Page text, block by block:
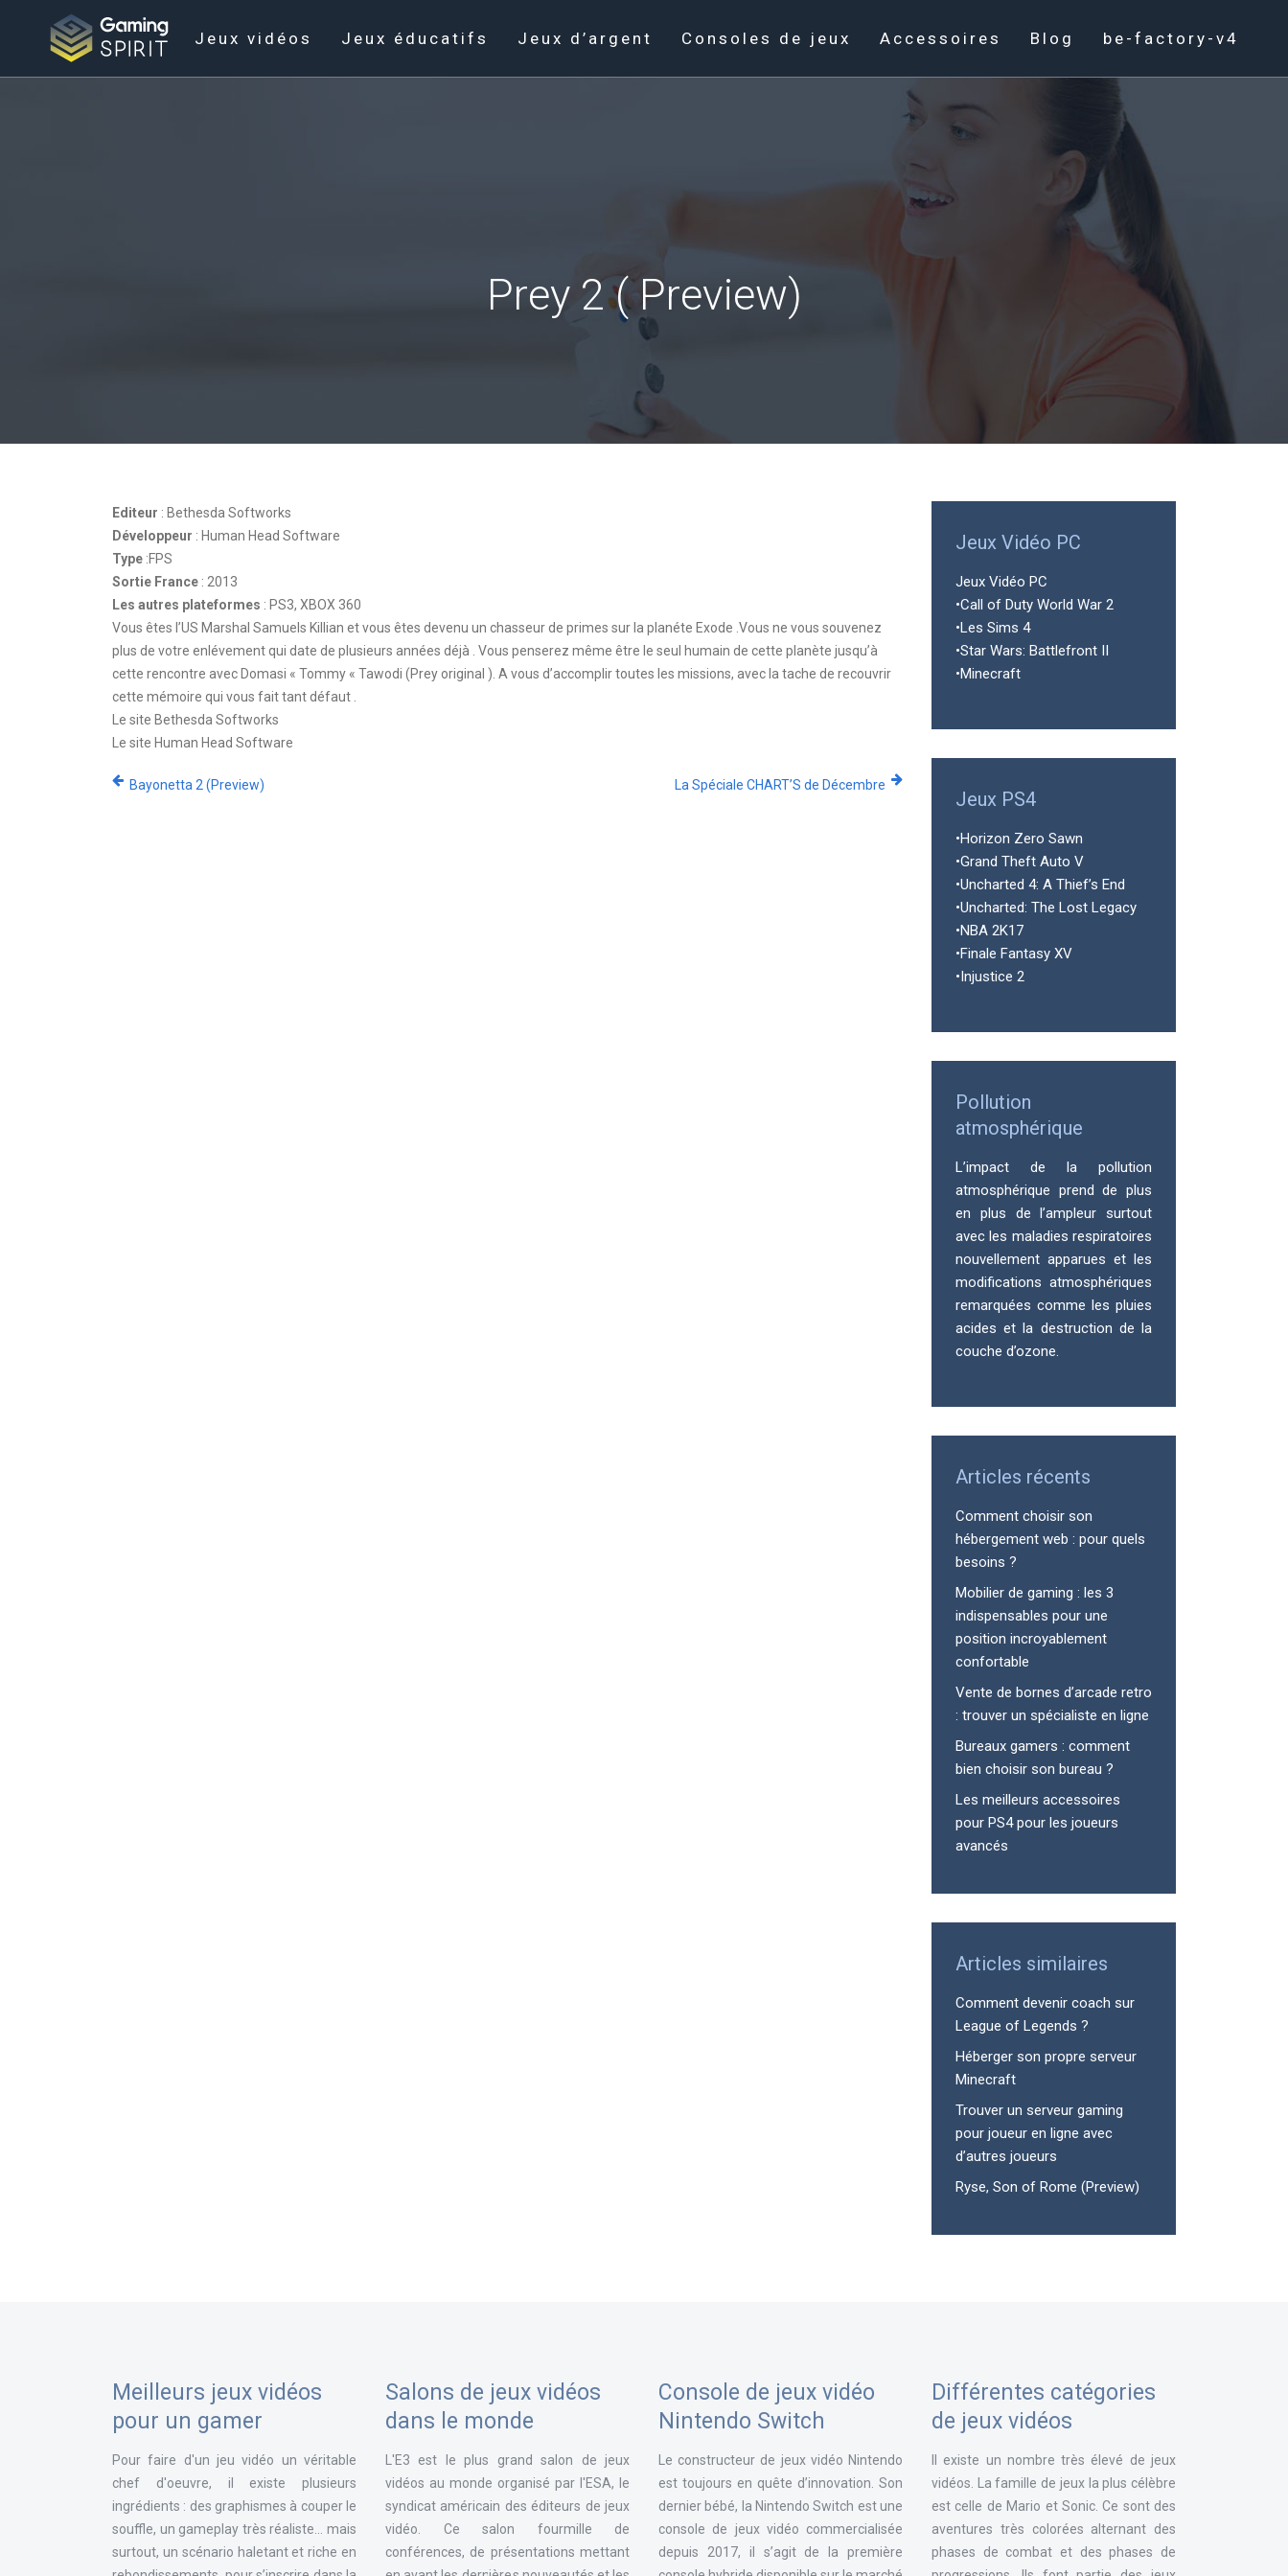
Jeux vidéos Jeux éducatifs Jeux d’argent Consoles de jeux Accessoires Blog be-factory-v4
Prey 2 ( Preview)
Editeur : Bethesda Softworks
Développeur : Human Head Software
Type :FPS
Sortie France : 2013
Les autres plateformes : PS3, XBOX 360
Vous êtes l’US Marshal Samuels Killian et vous êtes devenu un chasseur de primes sur la planéte Exode .Vous ne vous souvenez
plus de votre enlévement qui date de plusieurs années déjà . Vous penserez même être le seul humain de cette planète jusqu’à
cette rencontre avec Domasi « Tommy « Tawodi (Prey original ). A vous d’accomplir toutes les missions, avec la tache de recouvrir
cette mémoire qui vous fait tant défaut .
Le site Bethesda Softworks
Le site Human Head Software
Bayonetta 2 (Preview) La Spéciale CHART’S de Décembre
Jeux Vidéo PC
Jeux Vidéo PC
•Call of Duty World War 2
•Les Sims 4
•Star Wars: Battlefront II
•Minecraft
Jeux PS4
•Horizon Zero Sawn
•Grand Theft Auto V
•Uncharted 4: A Thief’s End
•Uncharted: The Lost Legacy
•NBA 2K17
•Finale Fantasy XV
•Injustice 2
Pollution
atmosphérique
L’impact de la pollution
atmosphérique prend de plus
en plus de l’ampleur surtout
avec les maladies respiratoires
nouvellement apparues et les
modifications atmosphériques
remarquées comme les pluies
acides et la destruction de la
couche d’ozone.
Articles récents
Comment choisir son
hébergement web : pour quels
besoins ?
Mobilier de gaming : les 3
indispensables pour une
position incroyablement
confortable
Vente de bornes d’arcade retro
: trouver un spécialiste en ligne
Bureaux gamers : comment
bien choisir son bureau ?
Les meilleurs accessoires
pour PS4 pour les joueurs
avancés
Articles similaires
Comment devenir coach sur
League of Legends ?
Héberger son propre serveur
Minecraft
Trouver un serveur gaming
pour joueur en ligne avec
d’autres joueurs
Ryse, Son of Rome (Preview)
Meilleurs jeux vidéos
pour un gamer
Pour faire d'un jeu vidéo un véritable
chef d'oeuvre, il existe plusieurs
ingrédients : des graphismes à couper le
souffle, un gameplay très réaliste... mais
surtout, un scénario haletant et riche en
Salons de jeux vidéos
dans le monde
L'E3 est le plus grand salon de jeux
vidéos au monde organisé par l'ESA, le
syndicat américain des éditeurs de jeux
vidéo. Ce salon fourmille de
conférences, de présentations mettant
Console de jeux vidéo
Nintendo Switch
Le constructeur de jeux vidéo Nintendo
est toujours en quête d’innovation. Son
dernier bébé, la Nintendo Switch est une
console de jeux vidéo commercialisée
depuis 2017, il s’agit de la première
Différentes catégories
de jeux vidéos
Il existe un nombre très élevé de jeux
vidéos. La famille de jeux la plus célèbre
est celle de Mario et Sonic. Ce sont des
aventures très colorées alternant des
phases de combat et des phases de